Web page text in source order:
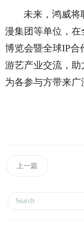
未来，鸿威将
漫集团等单位，在
博览会暨全球IP合
游艺产业交流，助
为各参与方带来广
上一篇